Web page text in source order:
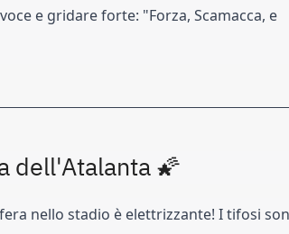
e gridare forte: "Forza, Scamacca, e
dell'Atalanta 🌠
nello stadio è elettrizzante! I tifosi